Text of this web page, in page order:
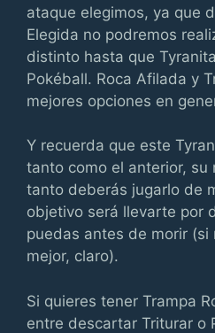
ataque elegimos, ya que
Elegida no podremos
distinto hasta que
Pokéball. Roca Afilada y
mejores opciones en
Y recuerda que este
tanto como el anterior,
tanto deberás jugarlo de
objetivo será llevarte por
puedas antes de morir (si
mejor, claro).
Si quieres tener Trampa
entre descartar Triturar o